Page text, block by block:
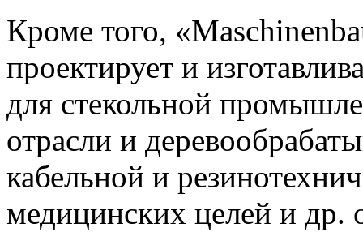
Кроме того,
проектирует и
для стекольной
отрасли и
кабельной и
медицинских целей и др.